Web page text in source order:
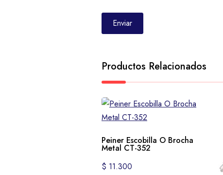
Productos Relacionados
Peiner Escobilla O Brocha
Metal CT-352
$ 11.300